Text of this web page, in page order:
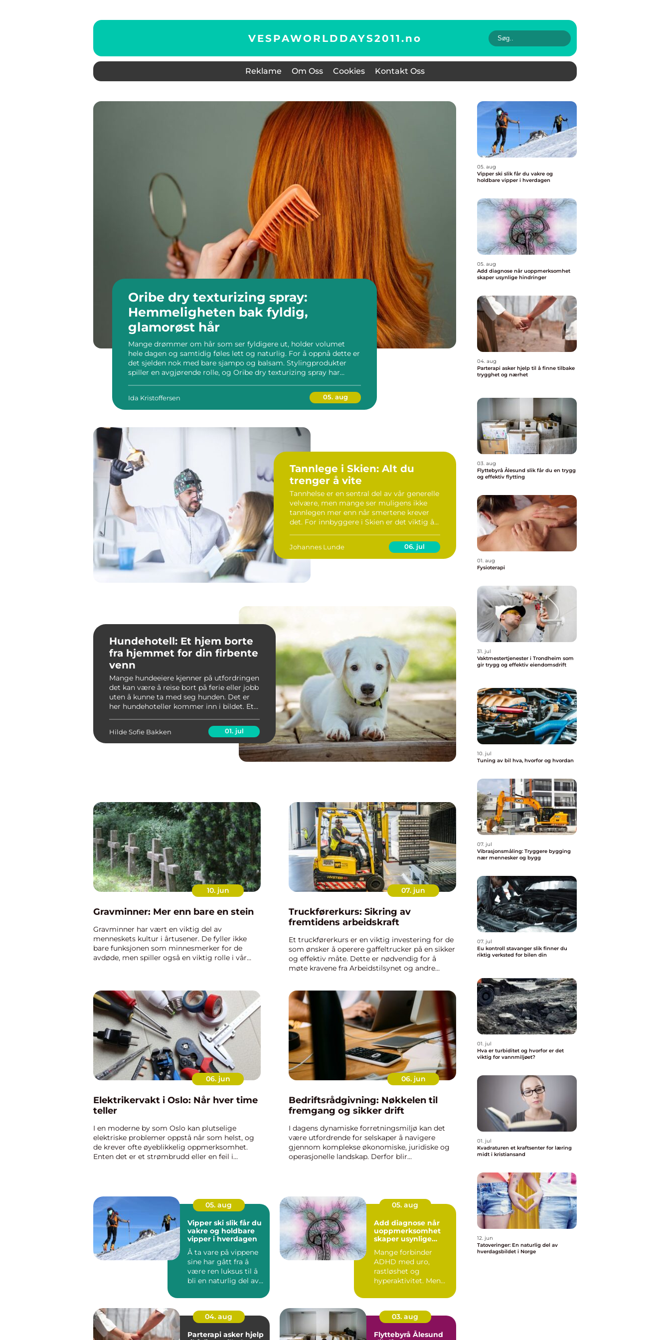
VESPAWORLDDAYS2011.no
Reklame Om Oss Cookies Kontakt Oss
Oribe dry texturizing spray:
Hemmeligheten bak fyldig,
glamorøst hår
Mange drømmer om hår som ser fyldigere ut, holder volumet
hele dagen og samtidig føles lett og naturlig. For å oppnå dette er
det sjelden nok med bare sjampo og balsam. Stylingprodukter
spiller en avgjørende rolle, og Oribe dry texturizing spray har
Ida Kristoffersen 05. aug
Tannlege i Skien: Alt du
trenger å vite
Tannhelse er en sentral del av vår generelle
velvære, men mange ser muligens ikke
tannlegen mer enn når smertene krever
det. For innbyggere i Skien er det viktig å
tannlegetjenester som dekker alt fra...
Johannes Lunde 06. jul
Hundehotell: Et hjem borte
fra hjemmet for din firbente
venn
Mange hundeeiere kjenner på utfordringen
det kan være å reise bort på ferie eller jobb
uten å kunne ta med seg hunden. Det er
her hundehoteller kommer inn i bildet. Et
Hilde Sofie Bakken 01. jul
10. jun
Gravminner: Mer enn bare en stein
Gravminner har vært en viktig del av
menneskets kultur i årtusener. De fyller ikke
bare funksjonen som minnesmerker for de
avdøde, men spiller også en viktig rolle i vår
07. jun
Truckførerkurs: Sikring av
fremtidens arbeidskraft
Et truckførerkurs er en viktig investering for de
som ønsker å operere gaffeltrucker på en sikker
og effektiv måte. Dette er nødvendig for å
møte kravene fra Arbeidstilsynet og andre
06. jun
Elektrikervakt i Oslo: Når hver time
teller
I en moderne by som Oslo kan plutselige
elektriske problemer oppstå når som helst, og
de krever ofte øyeblikkelig oppmerksomhet.
Enten det er et strømbrudd eller en feil i
06. jun
Bedriftsrådgivning: Nøkkelen til
fremgang og sikker drift
I dagens dynamiske forretningsmiljø kan det
være utfordrende for selskaper å navigere
gjennom komplekse økonomiske, juridiske og
operasjonelle landskap. Derfor blir
05. aug
Vipper ski slik får du
vakre og holdbare
vipper i hverdagen
Å ta vare på vippene
sine har gått fra å
være ren luksus til å
bli en naturlig del av
05. aug
Add diagnose når
uoppmerksomhet
skaper usynlige
Mange forbinder
ADHD med uro,
rastløshet og
hyperaktivitet. Men
sitter stille, følge...
04. aug
Parterapi asker hjelp
03. aug
Flyttebyrå Ålesund
05. aug
Vipper ski slik får du vakre og
holdbare vipper i hverdagen
05. aug
Add diagnose når uoppmerksomhet
skaper usynlige hindringer
04. aug
Parterapi asker hjelp til å finne tilbake
trygghet og nærhet
03. aug
Flyttebyrå Ålesund slik får du en trygg
og effektiv flytting
01. aug
Fysioterapi
31. jul
Vaktmestertjenester i Trondheim som
gir trygg og effektiv eiendomsdrift
10. jul
Tuning av bil hva, hvorfor og hvordan
07. jul
Vibrasjonsmåling: Tryggere bygging
nær mennesker og bygg
07. jul
Eu kontroll stavanger slik finner du
riktig verksted for bilen din
01. jul
Hva er turbiditet og hvorfor er det
viktig for vannmiljøet?
01. jul
Kvadraturen et kraftsenter for læring
midt i kristiansand
12. jun
Tatoveringer: En naturlig del av
hverdagsbildet i Norge